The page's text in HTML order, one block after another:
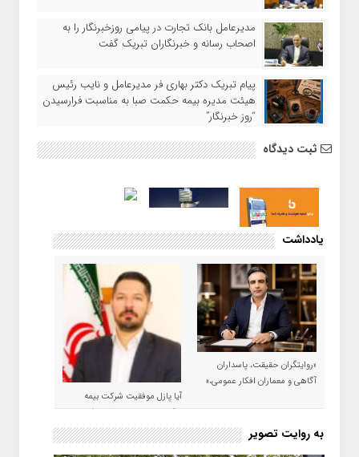
مدیرعامل بانک تجارت در پیامی روزخبرنگار را به
اصحاب رسانه و خبرنگاران تبریک گفت
پیام تبریک دکتر بهاری فر مدیرعامل و نایب رئیس
هیئت مدیره بیمه حکمت صبا به مناسبت فرارسیدن
“روز خبرنگار”
ثبت دیدگاه
یادداشت
«روایتگران حقیقت، پاسداران
آگاهی و معماران افکار عمومی،»
آیا پازل موفقیت شرکت بیمه
حکمت صبا در سال ۱۴۰۵ کامل می
شود؟!
به روایت تصویر